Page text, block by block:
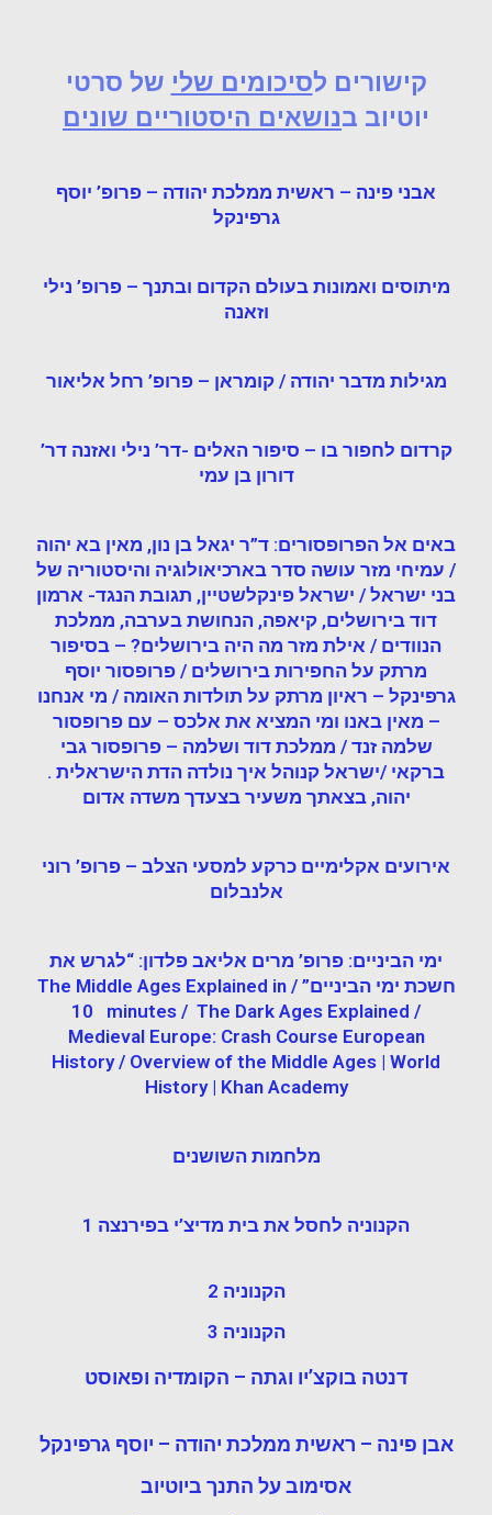
קישורים לסיכומים שלי של סרטי
יוטיוב בנושאים היסטוריים שונים
אבני פינה – ראשית ממלכת יהודה – פרופ’ יוסף
גרפינקל
מיתוסים ואמונות בעולם הקדום ובתנך – פרופ’ נילי
וזאנה
מגילות מדבר יהודה / קומראן – פרופ’ רחל אליאור
קרדום לחפור בו – סיפור האלים -דר’ נילי ואזנה דר’
דורון בן עמי
באים אל הפרופסורים: ד”ר יגאל בן נון, מאין בא יהוה
/ עמיחי מזר עושה סדר בארכיאולוגיה והיסטוריה של
בני ישראל / ישראל פינקלשטיין, תגובת הנגד- ארמון
דוד בירושלים, קיאפה, הנחושת בערבה, ממלכת
הנוודים / אילת מזר מה היה בירושלים? – בסיפור
מרתק על החפירות בירושלים / פרופסור יוסף
גרפינקל – ראיון מרתק על תולדות האומה / מי אנחנו
– מאין באנו ומי המציא את אלכס – עם פרופסור
שלמה זנד / ממלכת דוד ושלמה –פרופסור גבי
ברקאי /ישראל קנוהל איך נולדה הדת הישראלית .
יהוה, בצאתך משעיר בצעדך משדה אדום
אירועים אקלימיים כרקע למסעי הצלב – פרופ’ רוני
אלנבלום
ימי הביניים: פרופ’ מרים אליאב פלדון: “לגרש את
חשכת ימי הביניים” / The Middle Ages Explained in
10 minutes / The Dark Ages Explained /
Medieval Europe: Crash Course European
History / Overview of the Middle Ages | World
History | Khan Academy
מלחמות השושנים
הקנוניה לחסל את בית מדיצ’י בפירנצה 1
הקנוניה 2
הקנוניה 3
דנטה בוקצ’יו וגתה – הקומדיה ופאוסט
אבן פינה – ראשית ממלכת יהודה – יוסף גרפינקל
אסימוב על התנך ביוטיוב